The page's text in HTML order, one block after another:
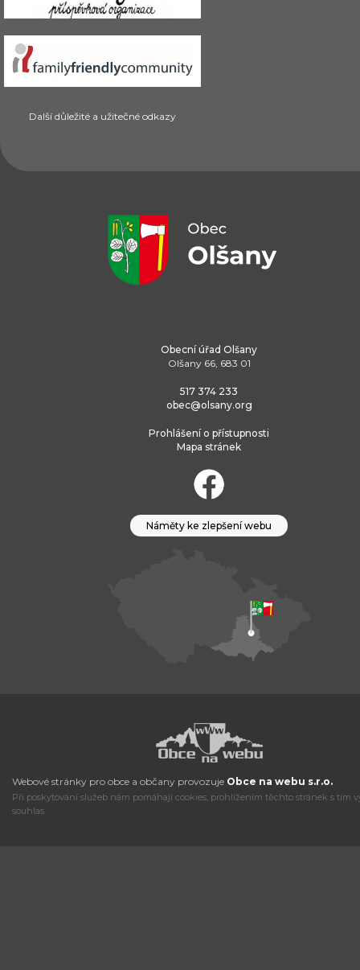
Další důležité a užitečné odkazy
Obecní úřad Olšany
Olšany 66, 683 01
517 374 233
obec@olsany.org
Prohlášení o přístupnosti
Mapa stránek
Náměty ke zlepšení webu
Webové stránky pro obce a občany provozuje Obce na webu s.r.o.
Při poskytování služeb nám pomáhají cookies, prohlížením těchto stránek s tím
souhlas.